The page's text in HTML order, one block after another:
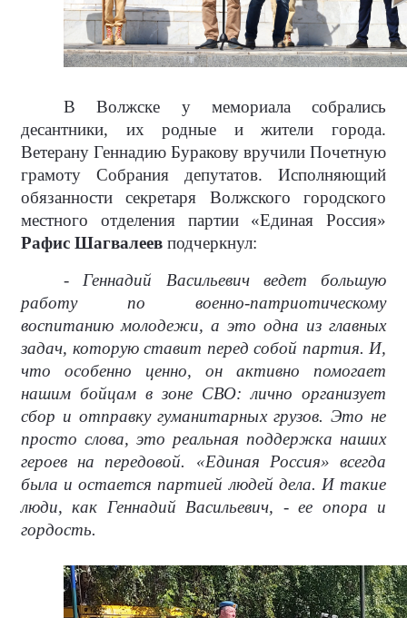
В Волжске у мемориала собрались
десантники, их родные и жители города.
Ветерану Геннадию Буракову вручили Почетную
грамоту Собрания депутатов. Исполняющий
обязанности секретаря Волжского городского
местного отделения партии «Единая Россия»
Рафис Шагвалеев подчеркнул:
- Геннадий Васильевич ведет большую
работу по военно-патриотическому
воспитанию молодежи, а это одна из главных
задач, которую ставит перед собой партия. И,
что особенно ценно, он активно помогает
нашим бойцам в зоне СВО: лично организует
сбор и отправку гуманитарных грузов. Это не
просто слова, это реальная поддержка наших
героев на передовой. «Единая Россия» всегда
была и остается партией людей дела. И такие
люди, как Геннадий Васильевич, - ее опора и
гордость.